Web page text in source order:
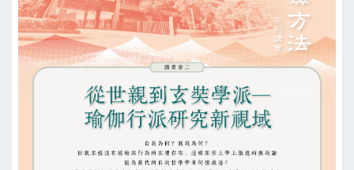
然
化
的
回
憶
理
論：
智